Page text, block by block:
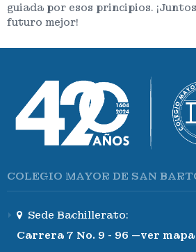
guiada por esos principios.
futuro mejor!
COLEGIO MAYOR DE SAN
Sede Bachillerato:
Carrera 7 No. 9 - 96 —ver mapa